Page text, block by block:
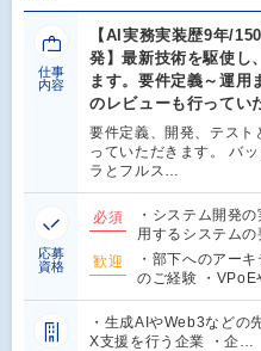
仕事
内容
【AI実務実装歴9年/
発】最新技術を駆使し
ます。要件定義～運用
のレビューも行ってい
要件定義、開発、テス
っていただきます。 バ
ラとフルス…
応募
資格
必須
・システム開発
用するシステム
歓迎
・部下へのアー
のご経験 ・VPoE
・生成AIやWeb3などの
X支援を行う企業 ・企…